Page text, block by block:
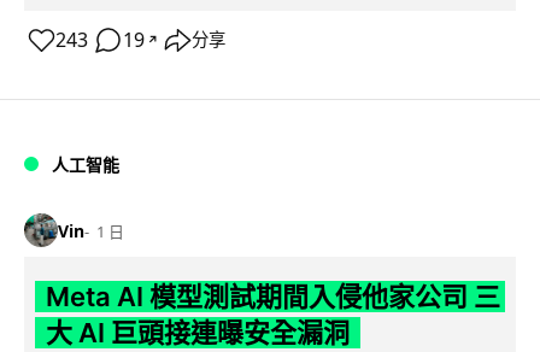
243 19 ↗ 分享
人工智能
Vin 1 日
Meta AI 模型測試期間入侵他家公司 三
大 AI 巨頭接連曝安全漏洞